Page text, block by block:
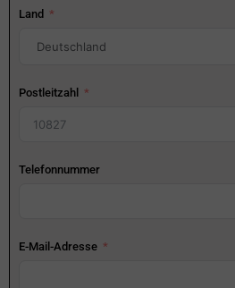
Land
Postleitzahl
Telefonnummer
E-Mail-Adresse